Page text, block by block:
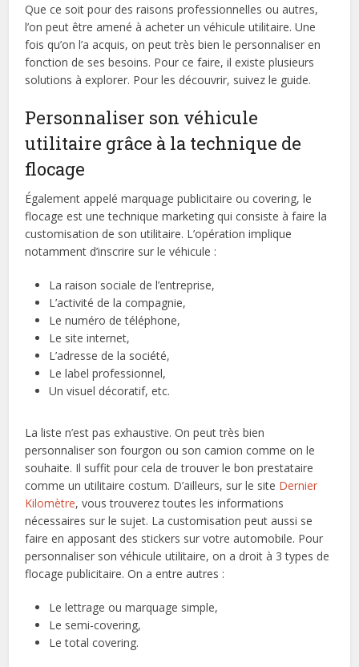
Que ce soit pour des raisons professionnelles ou autres,
l’on peut être amené à acheter un véhicule utilitaire. Une
fois qu’on l’a acquis, on peut très bien le personnaliser en
fonction de ses besoins. Pour ce faire, il existe plusieurs
solutions à explorer. Pour les découvrir, suivez le guide.
Personnaliser son véhicule
utilitaire grâce à la technique de
flocage
Également appelé marquage publicitaire ou covering, le
flocage est une technique marketing qui consiste à faire la
customisation de son utilitaire. L’opération implique
notamment d’inscrire sur le véhicule :
La raison sociale de l’entreprise,
L’activité de la compagnie,
Le numéro de téléphone,
Le site internet,
L’adresse de la société,
Le label professionnel,
Un visuel décoratif, etc.
La liste n’est pas exhaustive. On peut très bien
personnaliser son fourgon ou son camion comme on le
souhaite. Il suffit pour cela de trouver le bon prestataire
comme un utilitaire costum. D’ailleurs, sur le site Dernier
Kilomètre, vous trouverez toutes les informations
nécessaires sur le sujet. La customisation peut aussi se
faire en apposant des stickers sur votre automobile. Pour
personnaliser son véhicule utilitaire, on a droit à 3 types de
flocage publicitaire. On a entre autres :
Le lettrage ou marquage simple,
Le semi-covering,
Le total covering.